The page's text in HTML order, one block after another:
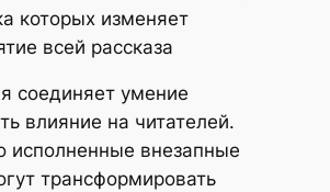
которых изменяет
всей рассказа
соединяет умение
влияние на читателей.
исполненные внезапные
трансформировать